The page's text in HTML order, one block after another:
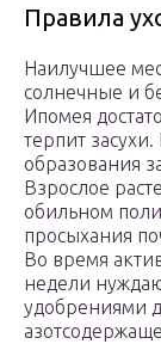
Правила
Наилучшее
солнечные и
Ипомея
терпит
образования
Взрослое
обильном
просыхания
Во время
недели
удобрениями